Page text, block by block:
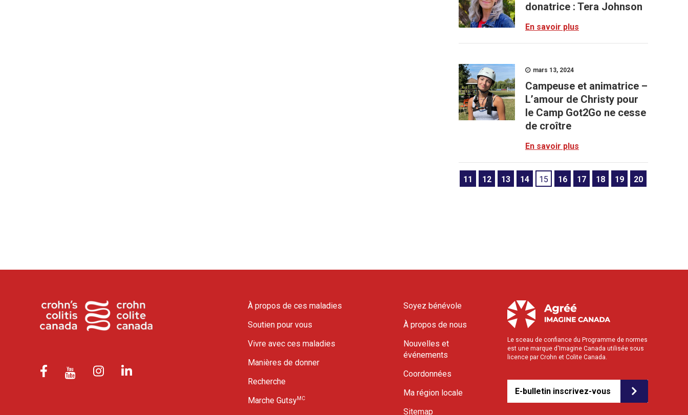
donatrice : Tera Johnson
En savoir plus
mars 13, 2024
Campeuse et animatrice –
L’amour de Christy pour
le Camp Got2Go ne cesse
de croître
En savoir plus
11 12 13 14 15 16 17 18 19 20
À propos de ces maladies
Soutien pour vous
Vivre avec ces maladies
Manières de donner
Recherche
Marche GutsyMC
Soyez bénévole
À propos de nous
Nouvelles et
événements
Coordonnées
Ma région locale
Sitemap
Le sceau de confiance du Programme de normes
est une marque d'Imagine Canada utilisée sous
licence par Crohn et Colite Canada.
E-bulletin inscrivez-vous